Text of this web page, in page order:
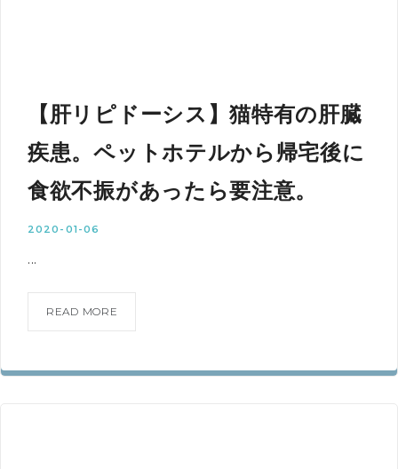
【肝リピドーシス】猫特有の肝臓
疾患。ペットホテルから帰宅後に
食欲不振があったら要注意。
2020-01-06
...
READ MORE